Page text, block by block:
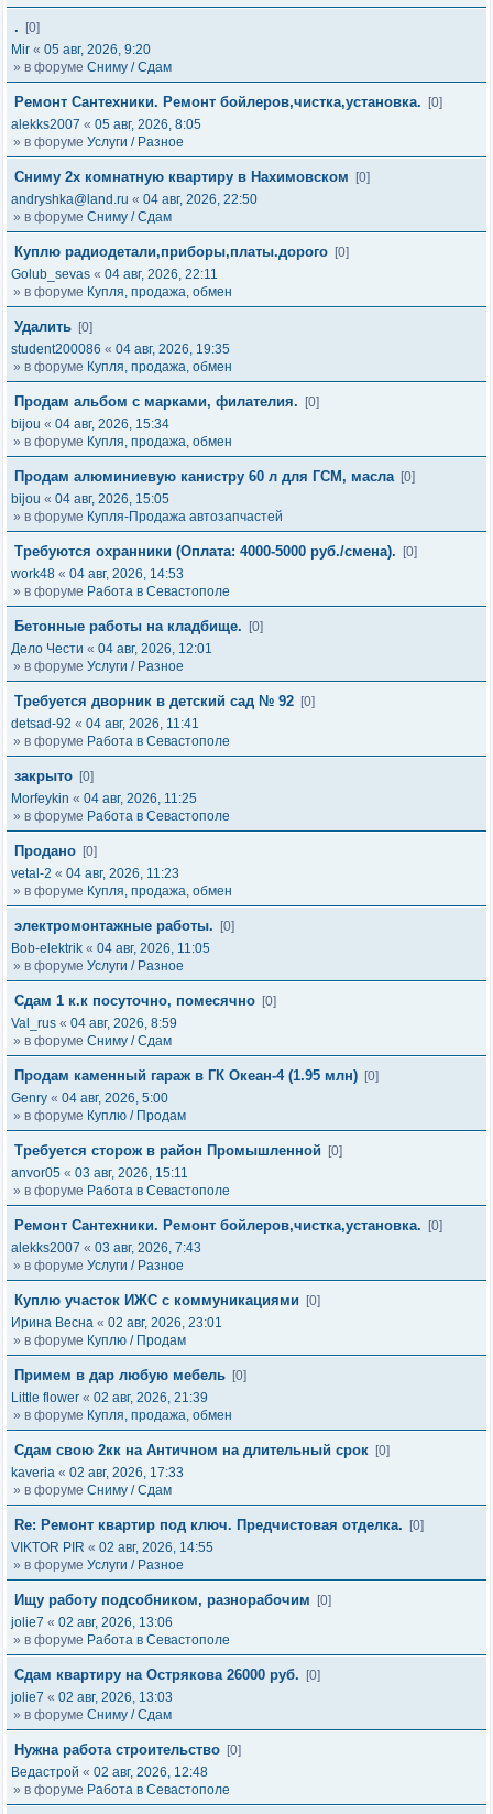
.
[0]
Mir « 05 авг, 2026, 9:20
» в форуме Сниму / Сдам
Ремонт Сантехники. Ремонт бойлеров,чистка,установка.
[0]
alekks2007 « 05 авг, 2026, 8:05
» в форуме Услуги / Разное
Сниму 2х комнатную квартиру в Нахимовском
[0]
andryshka@land.ru « 04 авг, 2026, 22:50
» в форуме Сниму / Сдам
Куплю радиодетали,приборы,платы.дорого [0]
Golub_sevas « 04 авг, 2026, 22:11
» в форуме Купля, продажа, обмен
Удалить [0]
student200086 « 04 авг, 2026, 19:35
» в форуме Купля, продажа, обмен
Продам альбом с марками, филателия.
[0]
bijou « 04 авг, 2026, 15:34
» в форуме Купля, продажа, обмен
Продам алюминиевую канистру 60 л для ГСМ, масла [0]
bijou « 04 авг, 2026, 15:05
» в форуме Купля-Продажа автозапчастей
Требуются охранники (Оплата: 4000-5000 руб./смена).
[0]
work48 « 04 авг, 2026, 14:53
» в форуме Работа в Севастополе
Бетонные работы на кладбище.
[0]
Дело Чести « 04 авг, 2026, 12:01
» в форуме Услуги / Разное
Требуется дворник в детский сад № 92 [0]
detsad-92 « 04 авг, 2026, 11:41
» в форуме Работа в Севастополе
закрыто [0]
Morfeykin « 04 авг, 2026, 11:25
» в форуме Работа в Севастополе
Продано [0]
vetal-2 « 04 авг, 2026, 11:23
» в форуме Купля, продажа, обмен
электромонтажные работы.
[0]
Bob-elektrik « 04 авг, 2026, 11:05
» в форуме Услуги / Разное
Сдам 1 к.к посуточно, помесячно [0]
Val_rus « 04 авг, 2026, 8:59
» в форуме Сниму / Сдам
Продам каменный гараж в ГК Океан-4 (1.95 млн) [0]
Genry « 04 авг, 2026, 5:00
» в форуме Куплю / Продам
Требуется сторож в район Промышленной
[0]
anvor05 « 03 авг, 2026, 15:11
» в форуме Работа в Севастополе
Ремонт Сантехники. Ремонт бойлеров,чистка,установка.
[0]
alekks2007 « 03 авг, 2026, 7:43
» в форуме Услуги / Разное
Куплю участок ИЖС с коммуникациями
[0]
Ирина Весна « 02 авг, 2026, 23:01
» в форуме Куплю / Продам
Примем в дар любую мебель [0]
Little flower « 02 авг, 2026, 21:39
» в форуме Купля, продажа, обмен
Сдам свою 2кк на Античном на длительный срок [0]
kaveria « 02 авг, 2026, 17:33
» в форуме Сниму / Сдам
Re: Ремонт квартир под ключ. Предчистовая отделка.
[0]
VIKTOR PIR « 02 авг, 2026, 14:55
» в форуме Услуги / Разное
Ищу работу подсобником, разнорабочим
[0]
jolie7 « 02 авг, 2026, 13:06
» в форуме Работа в Севастополе
Сдам квартиру на Острякова 26000 руб.
[0]
jolie7 « 02 авг, 2026, 13:03
» в форуме Сниму / Сдам
Нужна работа строительство [0]
Ведастрой « 02 авг, 2026, 12:48
» в форуме Работа в Севастополе